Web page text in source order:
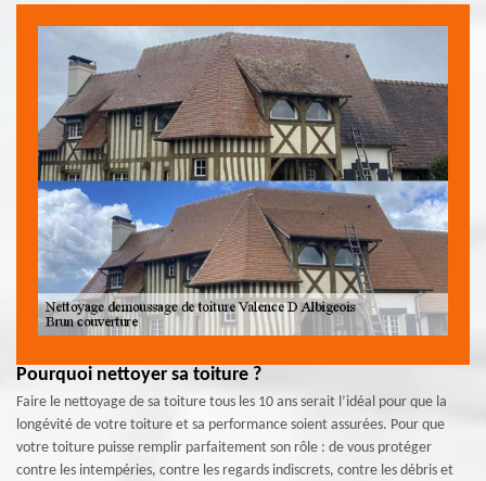
Pourquoi nettoyer sa toiture ?
Faire le nettoyage de sa toiture tous les 10 ans serait l’idéal pour que la
longévité de votre toiture et sa performance soient assurées. Pour que
votre toiture puisse remplir parfaitement son rôle : de vous protéger
contre les intempéries, contre les regards indiscrets, contre les débris et